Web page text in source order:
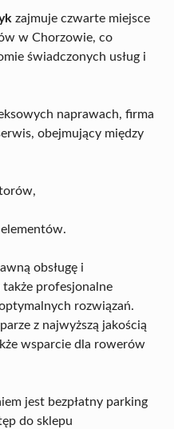
zajmuje czwarte miejsce
w Chorzowie, co
świadczonych usług i
naprawach, firma
obejmujący między
obsługę i
profesjonalne
rozwiązań.
z najwyższą jakością
wsparcie dla rowerów
jest bezpłatny parking
do sklepu